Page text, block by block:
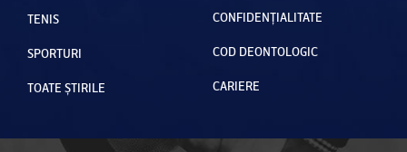
TENIS
SPORTURI
TOATE ȘTIRILE
CONFIDENȚIALITATE
COD DEONTOLOGIC
CARIERE